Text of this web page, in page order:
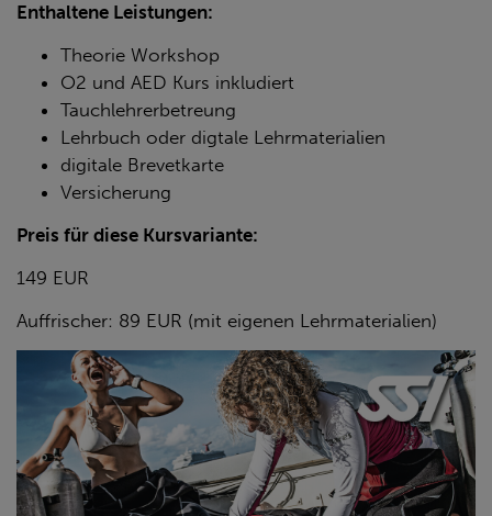
Enthaltene Leistungen:
Theorie Workshop
O2 und AED Kurs inkludiert
Tauchlehrerbetreung
Lehrbuch oder digtale Lehrmaterialien
digitale Brevetkarte
Versicherung
Preis für diese Kursvariante:
149 EUR
Auffrischer: 89 EUR (mit eigenen Lehrmaterialien)